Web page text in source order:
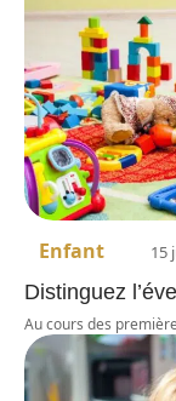
Enfant 15
Distinguez
Au cours des